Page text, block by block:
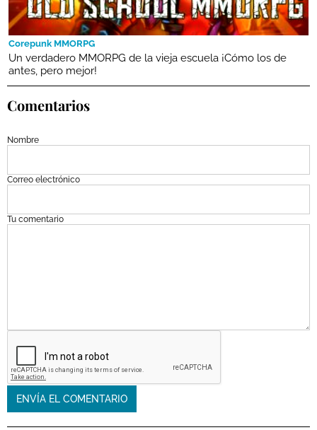
Corepunk MMORPG
Un verdadero MMORPG de la vieja escuela ¡Cómo los de
antes, pero mejor!
Comentarios
Nombre
Correo electrónico
Tu comentario